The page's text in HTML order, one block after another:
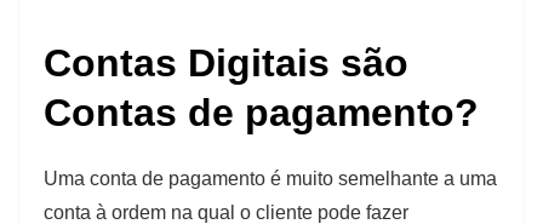
Contas Digitais são
Contas de pagamento?
Uma conta de pagamento é muito semelhante a uma
conta à ordem na qual o cliente pode fazer